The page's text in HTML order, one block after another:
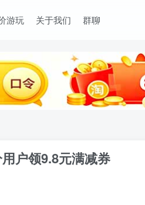
游玩 关于我们 群聊
户领9.8元满减券